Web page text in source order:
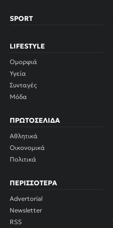
SPORT
LIFESTYLE
Ομορφιά
Υγεία
Συνταγές
Μόδα
ΠΡΩΤΟΣΈΛΙΔΑ
Αθλητικά
Οικονομικά
Πολιτικά
ΠΕΡΙΣΣΌΤΕΡΑ
Advertorial
Newsletter
RSS